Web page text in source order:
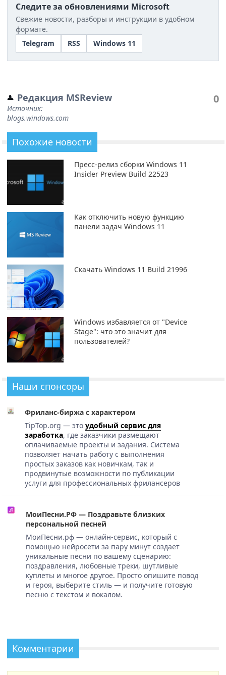
Следите за обновлениями Microsoft
Свежие новости, разборы и инструкции в удобном
формате.
Telegram
RSS Windows 11
Редакция MSReview
Источник:
blogs.windows.com
0
Похожие новости
Пресс-релиз сборки Windows 11
Insider Preview Build 22523
Как отключить новую функцию
панели задач Windows 11
Скачать Windows 11 Build 21996
Windows избавляется от "Device
Stage": что это значит для
пользователей?
Наши спонсоры
Фриланс-биржа с характером
TipTop.org — это удобный сервис для
заработка, где заказчики размещают
оплачиваемые проекты и задания. Система
позволяет начать работу с выполнения
простых заказов как новичкам, так и
продвинутые возможности по публикации
услуги для профессиональных фрилансеров
МоиПесни.РФ — Поздравьте близких
персональной песней
МоиПесни.рф — онлайн-сервис, который с
помощью нейросети за пару минут создает
уникальные песни по вашему сценарию:
поздравления, любовные треки, шутливые
куплеты и многое другое. Просто опишите повод
и героя, выберите стиль — и получите готовую
песню с текстом и вокалом.
Комментарии